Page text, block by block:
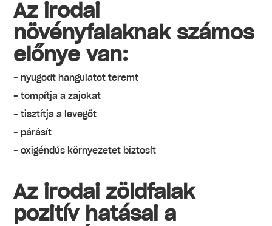
Az irodai
növényfalaknak számos
előnye van:
- nyugodt hangulatot teremt
- tompítja a zajokat
- tisztítja a levegőt
- párásít
- oxigéndús környezetet biztosít
Az irodai zöldfalak
pozitív hatásai a